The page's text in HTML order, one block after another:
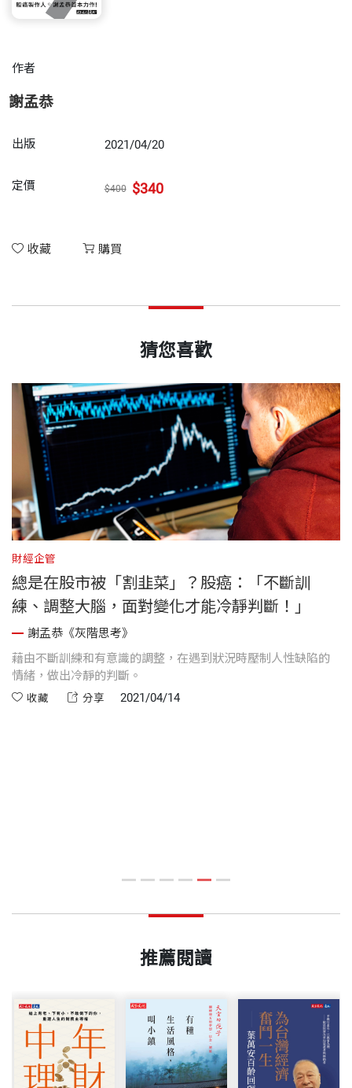
作者
謝孟恭
出版 2021/04/20
定價 $400 $340
收藏 購買
猜您喜歡
財經企管
總是在股市被「割韭菜」？股癌：「不斷訓
練、調整大腦，面對變化才能冷靜判斷！」
謝孟恭《灰階思考》
藉由不斷訓練和有意識的調整，在遇到狀況時壓制人性缺陷的
情緒，做出冷靜的判斷。
收藏 分享 2021/04/14
推薦閱讀